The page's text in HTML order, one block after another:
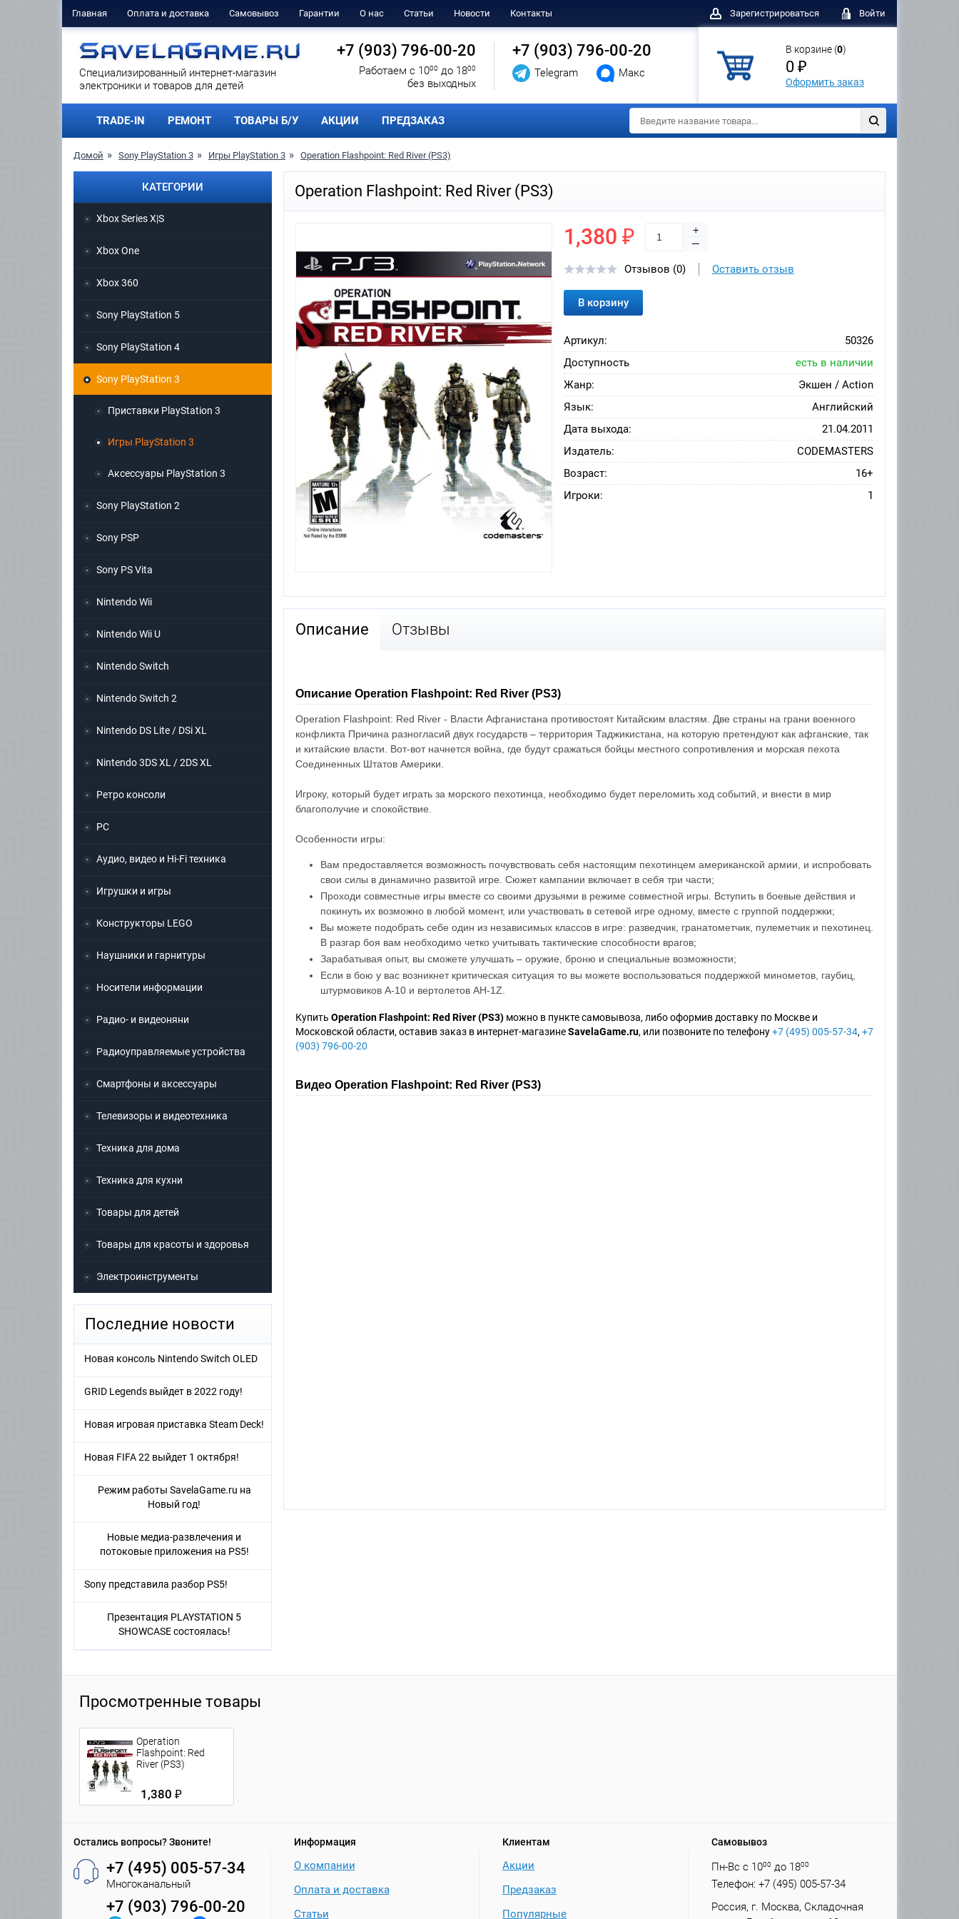
Главная Оплата и доставка Самовывоз Гарантии О нас Статьи Новости Контакты Зарегистрироваться Войти
Cпециализированный интернет-магазин
электроники и товаров для детей
+7 (903) 796-00-20
Работаем с 1000 до 1800
без выходных
+7 (903) 796-00-20
Telegram Макс
В корзине (0)
0 ₽
Оформить заказ
TRADE-IN РЕМОНТ ТОВАРЫ Б/У АКЦИИ ПРЕДЗАКАЗ
Домой Sony PlayStation 3 Игры PlayStation 3 Operation Flashpoint: Red River (PS3)
Operation Flashpoint: Red River (PS3)
1,380 ₽
+
—
Отзывов (0)
Оставить отзыв
В корзину
Артикул:
50326
Доступность
есть в наличии
Жанр:
Экшен / Action
Язык:
Английский
Дата выхода:
21.04.2011
Издатель:
CODEMASTERS
Возраст:
16+
Игроки:
1
Описание Отзывы
Описание Operation Flashpoint: Red River (PS3)
Operation Flashpoint: Red River - Власти Афганистана противостоят Китайским властям. Две страны на грани военного
конфликта Причина разногласий двух государств – территория Таджикистана, на которую претендуют как афганские, так
и китайские власти. Вот-вот начнется война, где будут сражаться бойцы местного сопротивления и морская пехота
Соединенных Штатов Америки.
Игроку, который будет играть за морского пехотинца, необходимо будет переломить ход событий, и внести в мир
благополучие и спокойствие.
Особенности игры:
Вам предоставляется возможность почувствовать себя настоящим пехотинцем американской армии, и испробовать
свои силы в динамично развитой игре. Сюжет кампании включает в себя три части;
Проходи совместные игры вместе со своими друзьями в режиме совместной игры. Вступить в боевые действия и
покинуть их возможно в любой момент, или участвовать в сетевой игре одному, вместе с группой поддержки;
Вы можете подобрать себе один из независимых классов в игре: разведчик, гранатометчик, пулеметчик и пехотинец.
В разгар боя вам необходимо четко учитывать тактические способности врагов;
Зарабатывая опыт, вы сможете улучшать – оружие, броню и специальные возможности;
Если в бою у вас возникнет критическая ситуация то вы можете воспользоваться поддержкой минометов, гаубиц,
штурмовиков А-10 и вертолетов AH-1Z.
Купить Operation Flashpoint: Red River (PS3) можно в пункте самовывоза, либо оформив доставку по Москве и
Московской области, оставив заказ в интернет-магазинеSavelaGame.ru, или позвоните по телефону+7 (495) 005-57-34,+7
(903) 796-00-20
Видео Operation Flashpoint: Red River (PS3)
КАТЕГОРИИ
Xbox Series X|S
Xbox One
Xbox 360
Sony PlayStation 5
Sony PlayStation 4
Sony PlayStation 3
Приставки PlayStation 3
Игры PlayStation 3
Аксессуары PlayStation 3
Sony PlayStation 2
Sony PSP
Sony PS Vita
Nintendo Wii
Nintendo Wii U
Nintendo Switch
Nintendo Switch 2
Nintendo DS Lite / DSi XL
Nintendo 3DS XL / 2DS XL
Ретро консоли
PC
Аудио, видео и Hi-Fi техника
Игрушки и игры
Конструкторы LEGO
Наушники и гарнитуры
Носители информации
Радио- и видеоняни
Радиоуправляемые устройства
Смартфоны и аксессуары
Телевизоры и видеотехника
Техника для дома
Техника для кухни
Товары для детей
Товары для красоты и здоровья
Электроинструменты
Последние новости
Новая консоль Nintendo Switch OLED
GRID Legends выйдет в 2022 году!
Новая игровая приставка Steam Deck!
Новая FIFA 22 выйдет 1 октября!
Режим работы SavelaGame.ru на
Новый год!
Новые медиа-развлечения и
потоковые приложения на PS5!
Sony представила разбор PS5!
Презентация PLAYSTATION 5
SHOWCASE состоялась!
Просмотренные товары
Operation
Flashpoint: Red
River (PS3)
1,380 ₽
Остались вопросы? Звоните!
+7 (495) 005-57-34
Многоканальный
+7 (903) 796-00-20
Информация
О компании
Оплата и доставка
Статьи
Клиентам
Акции
Предзаказ
Популярные
Самовывоз
Пн-Вс с 1000 до 1800
Телефон: +7 (495) 005-57-34
Россия, г. Москва, Складочная